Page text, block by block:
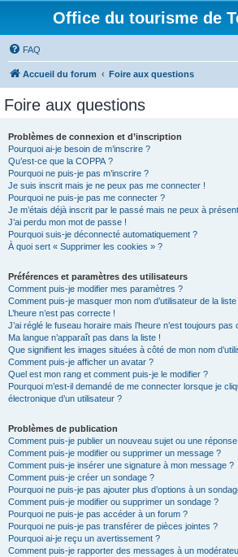
Office du tourisme de
FAQ
Accueil du forum Foire aux questions
Foire aux questions
Problèmes de connexion et d’inscription
Pourquoi ai-je besoin de m’inscrire ?
Qu’est-ce que la COPPA ?
Pourquoi ne puis-je pas m’inscrire ?
Je suis inscrit mais je ne peux pas me connecter !
Pourquoi ne puis-je pas me connecter ?
Je m’étais déjà inscrit par le passé mais ne peux à
J’ai perdu mon mot de passe !
Pourquoi suis-je déconnecté automatiquement ?
À quoi sert « Supprimer les cookies » ?
Préférences et paramètres des utilisateurs
Comment puis-je modifier mes paramètres ?
Comment puis-je masquer mon nom d’utilisateur de la
L’heure n’est pas correcte !
J’ai réglé le fuseau horaire mais l’heure n’est toujours pas
Ma langue n’apparaît pas dans la liste !
Que signifient les images situées à côté de mon nom
Comment puis-je afficher un avatar ?
Quel est mon rang et comment puis-je le modifier ?
Pourquoi m’est-il demandé de me connecter lorsque je
électronique d’un utilisateur ?
Problèmes de publication
Comment puis-je publier un nouveau sujet ou une
Comment puis-je modifier ou supprimer un message ?
Comment puis-je insérer une signature à mon message ?
Comment puis-je créer un sondage ?
Pourquoi ne puis-je pas ajouter plus d’options à un
Comment puis-je modifier ou supprimer un sondage ?
Pourquoi ne puis-je pas accéder à un forum ?
Pourquoi ne puis-je pas transférer de pièces jointes ?
Pourquoi ai-je reçu un avertissement ?
Comment puis-je rapporter des messages à un